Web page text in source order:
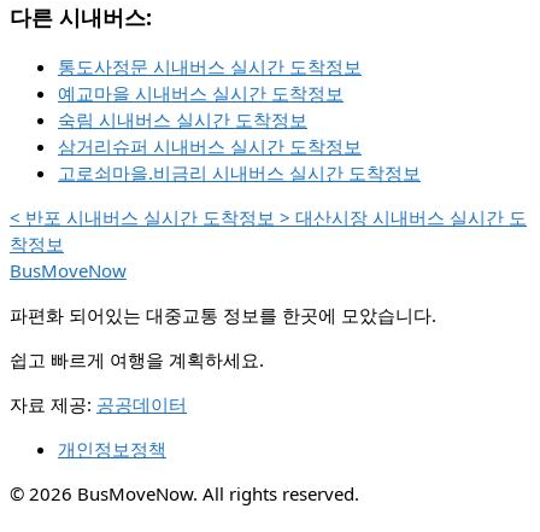
다른 시내버스:
통도사정문 시내버스 실시간 도착정보
예교마을 시내버스 실시간 도착정보
숙림 시내버스 실시간 도착정보
삼거리슈퍼 시내버스 실시간 도착정보
고로쇠마을.비금리 시내버스 실시간 도착정보
< 반포 시내버스 실시간 도착정보 > 대산시장 시내버스 실시간 도
착정보
BusMoveNow
파편화 되어있는 대중교통 정보를 한곳에 모았습니다.
쉽고 빠르게 여행을 계획하세요.
자료 제공: 공공데이터
개인정보정책
© 2026 BusMoveNow. All rights reserved.